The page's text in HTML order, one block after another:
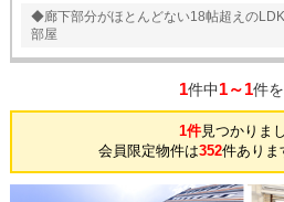
◆廊下部分がほとんどない18帖超えの
部屋
1件中1～1件
1件見つかりま
会員限定物件は352件ありま